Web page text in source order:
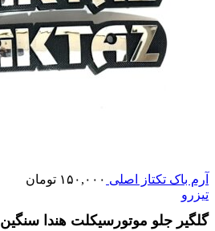
آرم باک تکتاز اصلی ۱۵۰,۰۰۰ تومان
تیزرو
گلگیر جلو موتورسیکلت هندا سنگین